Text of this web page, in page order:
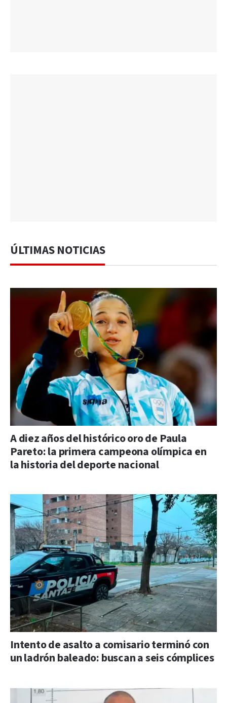
ÚLTIMAS NOTICIAS
A diez años del histórico oro de Paula
Pareto: la primera campeona olímpica en
la historia del deporte nacional
Intento de asalto a comisario terminó con
un ladrón baleado: buscan a seis cómplices